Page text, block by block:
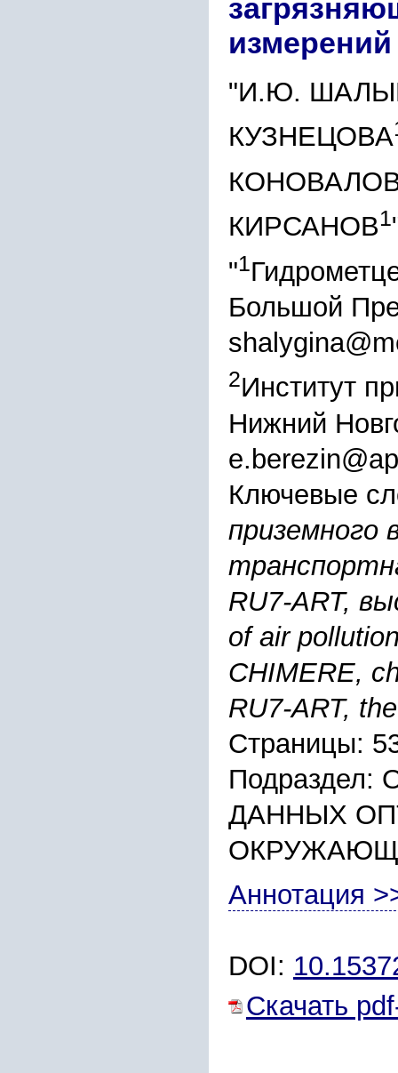
"И.Ю.
КУЗНЕЦОВА
КИРСАНОВ1
"1
Большой
2Институт
Нижний
Ключевые
приземного
RU7-ART,
of air
CHIMERE,
RU7-ART,
Страницы:
ДАННЫХ
Аннотация
DOI:
Скачать